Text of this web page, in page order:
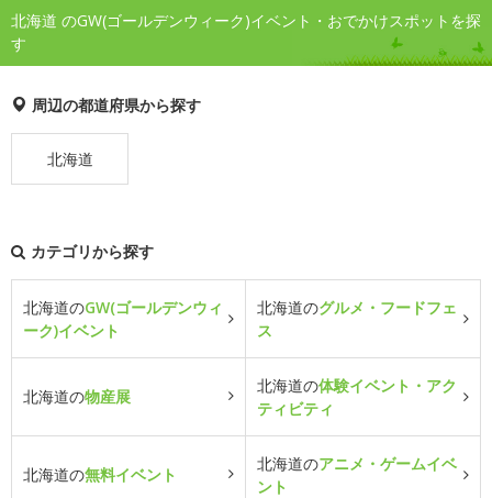
北海道 のGW(ゴールデンウィーク)イベント・おでかけスポットを探
す
周辺の都道府県から探す
北海道
カテゴリから探す
北海道のGW(ゴールデンウィ
ーク)イベント
北海道のグルメ・フードフェ
ス
北海道の物産展
北海道の体験イベント・アク
ティビティ
北海道の無料イベント
北海道のアニメ・ゲームイベ
ント